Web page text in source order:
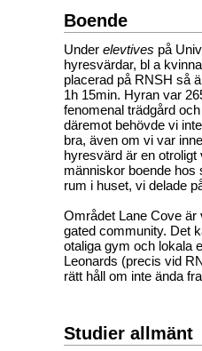
Boende
Under elevtives på
hyresvärdar, bl a
placerad på RNSH så
1h 15min. Hyran var
fenomenal trädgård
däremot behövde vi
bra, även om vi var
hyresvärd är en
människor boende
rum i huset, vi delade
Området Lane Cove är
gated community. Det
otaliga gym och lokala
Leonards (precis vid
rätt håll om inte ända
Studier allmänt